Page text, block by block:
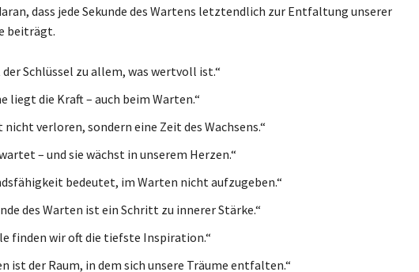
dass jede Sekunde des Wartens letztendlich zur Entfaltung unserer
beiträgt.
der Schlüssel zu allem, was wertvoll ist.“
liegt die Kraft – auch beim Warten.“
nicht verloren, sondern eine Zeit des Wachsens.“
– und sie wächst in unserem Herzen.“
bedeutet, im Warten nicht aufzugeben.“
des Warten ist ein Schritt zu innerer Stärke.“
finden wir oft die tiefste Inspiration.“
ist der Raum, in dem sich unsere Träume entfalten.“